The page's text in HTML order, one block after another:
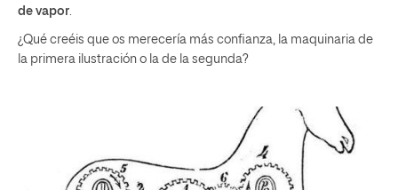
de vapor.
¿Qué creéis que os merecería más confianza, la maquinaria de
la primera ilustración o la de la segunda?